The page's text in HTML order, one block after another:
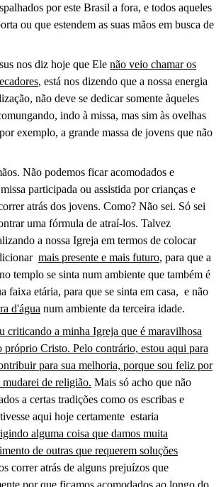
por este Brasil a fora, e todos aqueles
ou que estendem as suas mãos em busca de
nos diz hoje que Elenão veio chamar os
, está nos dizendo que a nossa energia
não deve se dedicar somente àqueles
indo à missa, mas sim às ovelhas
exemplo, a grande massa de jovens que não
Não podemos ficar acomodados e
participada ou assistida por crianças e
atrás dos jovens. Como? Não sei. Só sei
uma fórmula de atraí-los. Talvez
a nossa Igreja em termos de colocar
mais presente e mais futuro, para que a
templo se sinta num ambiente que também é
faixa etária, para que se sinta em casa, e não
d'água num ambiente da terceira idade.
criticando a minha Igreja que é maravilhosa
próprio Cristo. Pelo contrário, estou aqui para
para sua melhoria, porque sou feliz por
de religião. Mais só acho que não
a certas tradições como os escribas e
aqui hoje certamente estaria
alguma coisa que damos muita
de outras que requerem soluções
correr atrás de alguns prejuízos que
por que ficamos acomodados ao longo do